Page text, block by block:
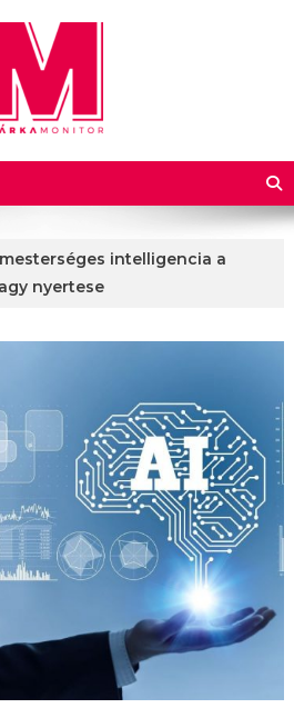
intelligencia a
nyertese